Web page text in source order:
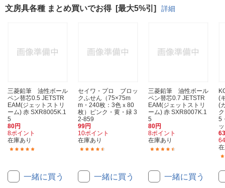
文房具各種 まとめ買いでお得 [最大5%引] 詳細
三菱鉛筆 油性ボール
ペン替芯0.5 JETSTR
EAM(ジェットストリ
ーム) 赤 SXR8005K.1
5
80円
8ポイント
在庫あり
一緒に買う
セイワ・プロ ブロッ
クふせん（75×75m
m・240枚：3色ｘ80
枚）ピンク・黄・緑 3
2-859
99円
10ポイント
在庫あり
一緒に買う
三菱鉛筆 油性ボール
ペン替芯0.7 JETSTR
EAM(ジェットストリ
ーム) 赤 SXR8007K.1
5
80円
8ポイント
在庫あり
一緒に買う
(
(
5